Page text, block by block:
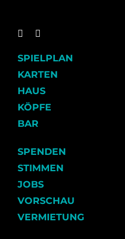
SPIELPLAN
KARTEN
HAUS
KÖPFE
BAR
SPENDEN
STIMMEN
JOBS
VORSCHAU
VERMIETUNG